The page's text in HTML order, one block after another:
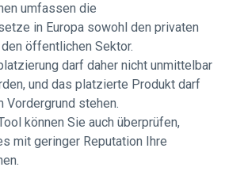
umfassen die
in Europa sowohl den privaten
öffentlichen Sektor.
darf daher nicht unmittelbar
und das platzierte Produkt darf
Vordergrund stehen.
können Sie auch überprüfen,
mit geringer Reputation Ihre